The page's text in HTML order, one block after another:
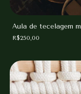
Aula de tecelagem
R$250,00